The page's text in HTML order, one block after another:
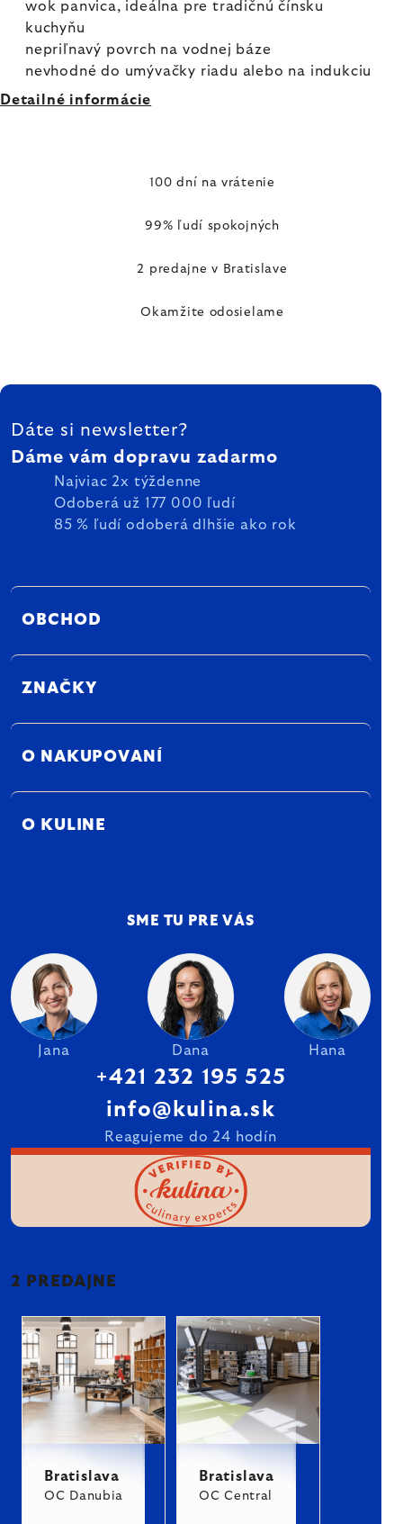
wok panvica, ideálna pre tradičnú čínsku
kuchyňu
nepriľnavý povrch na vodnej báze
nevhodné do umývačky riadu alebo na indukciu
Detailné informácie
100 dní na vrátenie
99% ľudí spokojných
2 predajne v Bratislave
Okamžite odosielame
ZÁPÄTIE
Dáte si newsletter?
Dáme vám dopravu zadarmo
Najviac 2x týždenne
Odoberá už 177 000 ľudí
85 % ľudí odoberá dlhšie ako rok
OBCHOD
ZNAČKY
O NAKUPOVANÍ
O KULINE
SME TU PRE VÁS
Jana Dana Hana
+421 232 195 525
info@kulina.sk
Reagujeme do 24 hodín
2 PREDAJNE
Bratislava
OC Danubia
Bratislava
OC Central